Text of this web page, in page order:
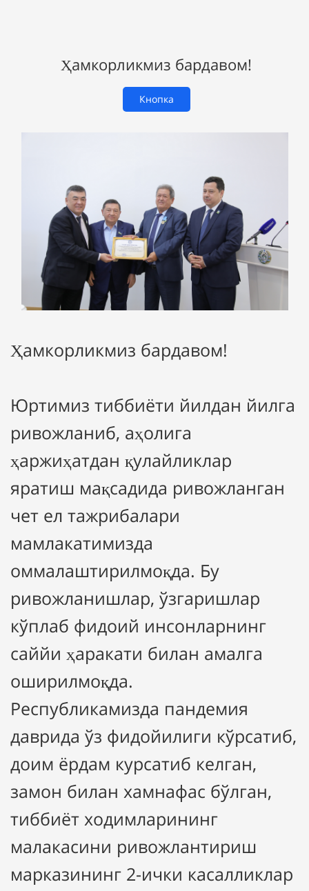
Ҳамкорликмиз бардавом!
Кнопка
Ҳамкорликмиз бардавом!
Юртимиз тиббиёти йилдан йилга
ривожланиб, аҳолига
ҳаржиҳатдан қулайликлар
яратиш мақсадида ривожланган
чет ел тажрибалари
мамлакатимизда
оммалаштирилмоқда. Бу
ривожланишлар, ўзгаришлар
кўплаб фидоий инсонларнинг
саййи ҳаракати билан амалга
оширилмоқда.
Республикамизда пандемия
даврида ўз фидойилиги кўрсатиб,
доим ёрдам курсатиб келган,
замон билан хамнафас бўлган,
тиббиёт ходимларининг
малакасини ривожлантириш
марказининг 2-ички касалликлар